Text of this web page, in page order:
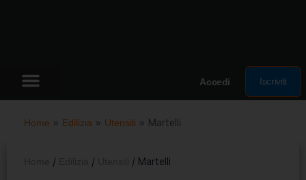
Accedi Iscriviti
Home » Edilizia » Utensili » Martelli
/ / / Martelli